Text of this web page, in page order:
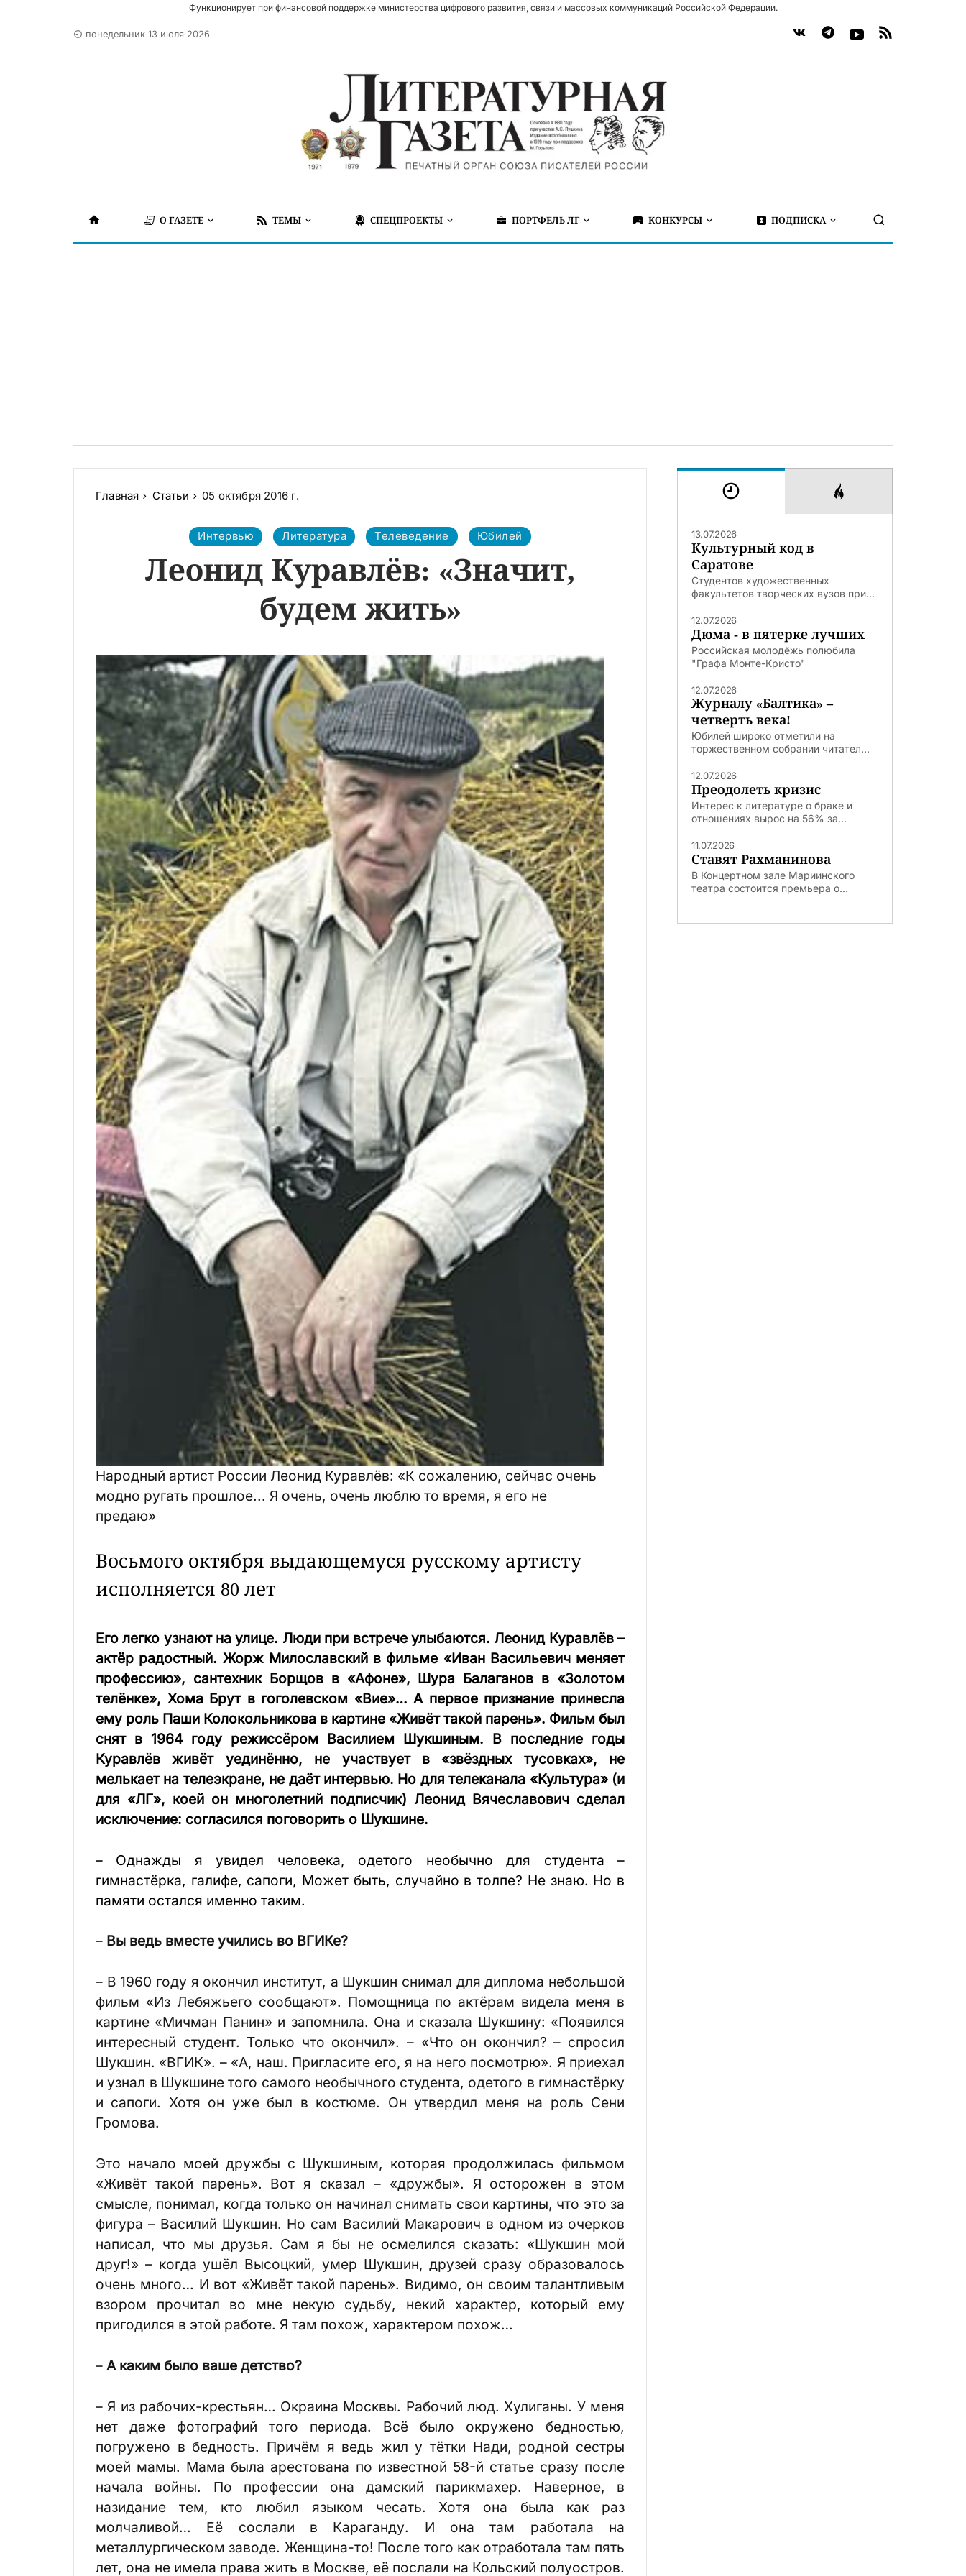
Функционирует при финансовой поддержке министерства цифрового развития, связи и массовых коммуникаций Российской Федерации.
понедельник 13 июля 2026
О ГАЗЕТЕ ТЕМЫ СПЕЦПРОЕКТЫ ПОРТФЕЛЬ ЛГ КОНКУРСЫ ПОДПИСКА
Главная Статьи 05 октября 2016 г.
Интервью Литература Телеведение Юбилей
Леонид Куравлёв: «Значит,
будем жить»
Народный артист России Леонид Куравлёв: «К сожалению, сейчас очень
модно ругать прошлое... Я очень, очень люблю то время, я его не
предаю»
Восьмого октября выдающемуся русскому артисту
исполняется 80 лет
Его легко узнают на улице. Люди при встрече улыбаются. Леонид Куравлёв –
актёр радостный. Жорж Милославский в фильме «Иван Васильевич меняет
профессию», сантехник Борщов в «Афоне», Шура Балаганов в «Золотом
телёнке», Хома Брут в гоголевском «Вие»… А первое признание принесла
ему роль Паши Колокольникова в картине «Живёт такой парень». Фильм был
снят в 1964 году режиссёром Василием Шукшиным. В последние годы
Куравлёв живёт уединённо, не участвует в «звёздных тусовках», не
мелькает на телеэкране, не даёт интервью. Но для телеканала «Культура» (и
для «ЛГ», коей он многолетний подписчик) Леонид Вячеславович сделал
исключение: согласился поговорить о Шукшине.
– Однажды я увидел человека, одетого необычно для студента –
гимнастёрка, галифе, сапоги, Может быть, случайно в толпе? Не знаю. Но в
памяти остался именно таким.
– Вы ведь вместе учились во ВГИКе?
– В 1960 году я окончил институт, а Шукшин снимал для диплома небольшой
фильм «Из Лебяжьего сообщают». Помощница по актёрам видела меня в
картине «Мичман Панин» и запомнила. Она и сказала Шукшину: «Появился
интересный студент. Только что окончил». – «Что он окончил? – спросил
Шукшин. «ВГИК». – «А, наш. Пригласите его, я на него посмотрю». Я приехал
и узнал в Шукшине того самого необычного студента, одетого в гимнастёрку
и сапоги. Хотя он уже был в костюме. Он утвердил меня на роль Сени
Громова.
Это начало моей дружбы с Шукшиным, которая продолжилась фильмом
«Живёт такой парень». Вот я сказал – «дружбы». Я осторожен в этом
смысле, понимал, когда только он начинал снимать свои картины, что это за
фигура – Василий Шукшин. Но сам Василий Макарович в одном из очерков
написал, что мы друзья. Сам я бы не осмелился сказать: «Шукшин мой
друг!» – когда ушёл Высоцкий, умер Шукшин, друзей сразу образовалось
очень много… И вот «Живёт такой парень». Видимо, он своим талантливым
взором прочитал во мне некую судьбу, некий характер, который ему
пригодился в этой работе. Я там похож, характером похож…
– А каким было ваше детство?
– Я из рабочих-крестьян… Окраина Москвы. Рабочий люд. Хулиганы. У меня
нет даже фотографий того периода. Всё было окружено бедностью,
погружено в бедность. Причём я ведь жил у тётки Нади, родной сестры
моей мамы. Мама была арестована по известной 58-й статье сразу после
начала войны. По профессии она дамский парикмахер. Наверное, в
назидание тем, кто любил языком чесать. Хотя она была как раз
молчаливой… Её сослали в Караганду. И она там работала на
металлургическом заводе. Женщина-то! После того как отработала там пять
лет, она не имела права жить в Москве, её послали на Кольский полуостров.
13.07.2026
Культурный код в
Саратове
Студентов художественных
факультетов творческих вузов при...
12.07.2026
Дюма - в пятерке лучших
Российская молодёжь полюбила
"Графа Монте-Кристо"
12.07.2026
Журналу «Балтика» –
четверть века!
Юбилей широко отметили на
торжественном собрании читател...
12.07.2026
Преодолеть кризис
Интерес к литературе о браке и
отношениях вырос на 56% за...
11.07.2026
Ставят Рахманинова
В Концертном зале Мариинского
театра состоится премьера о...